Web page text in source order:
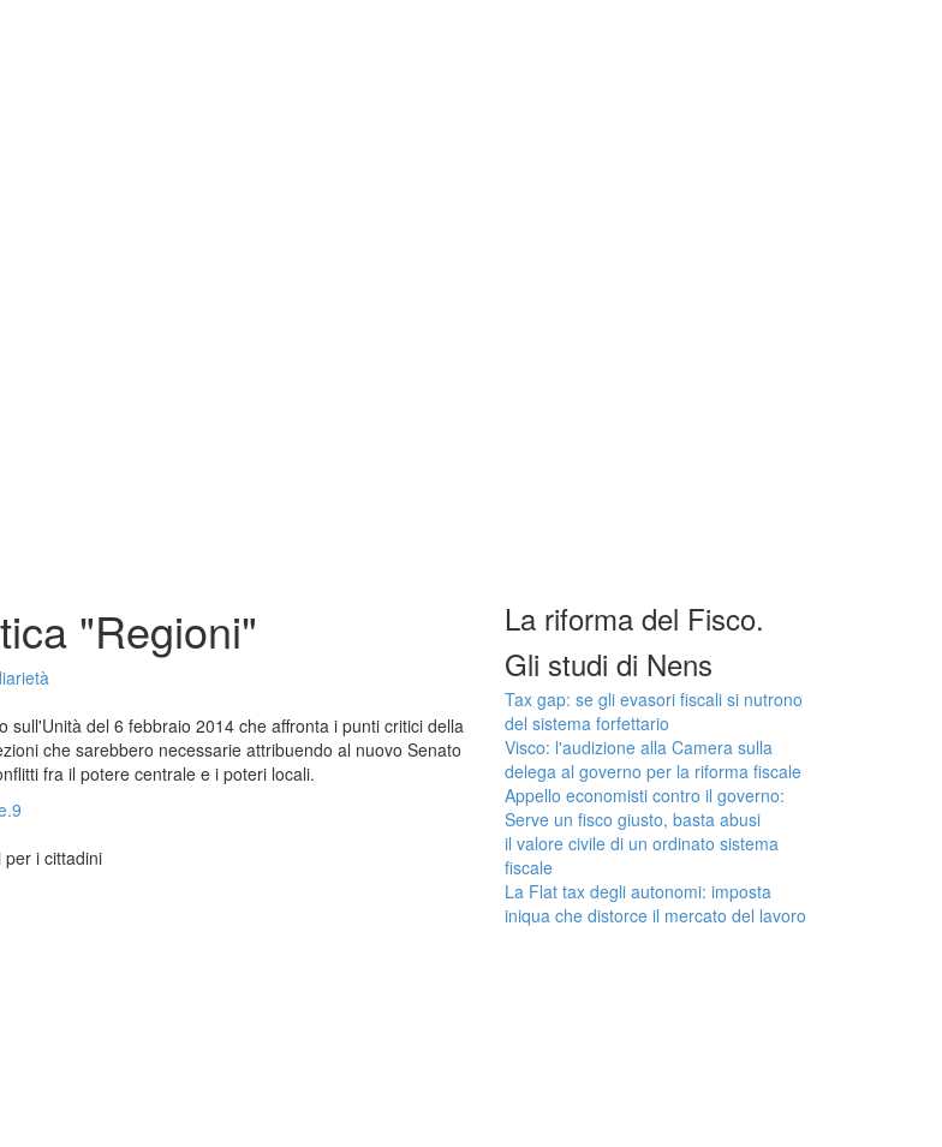
"Regioni"
sull'Unità del 6 febbraio 2014 che affronta i punti critici della
che sarebbero necessarie attribuendo al nuovo Senato
fra il potere centrale e i poteri locali.
i cittadini
La riforma del Fisco.
Gli studi di Nens
Tax gap: se gli evasori fiscali si nutrono
del sistema forfettario
Visco: l'audizione alla Camera sulla
delega al governo per la riforma fiscale
Appello economisti contro il governo:
Serve un fisco giusto, basta abusi
il valore civile di un ordinato sistema
fiscale
La Flat tax degli autonomi: imposta
iniqua che distorce il mercato del lavoro